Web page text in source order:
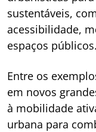
sustentáveis,
acessibilidade,
espaços públicos.
Entre os
em novos
à mobilidade
urbana para